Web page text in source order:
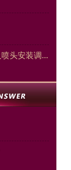
聊聊音乐喷泉设备常用喷头种类以及喷头安装调试规范